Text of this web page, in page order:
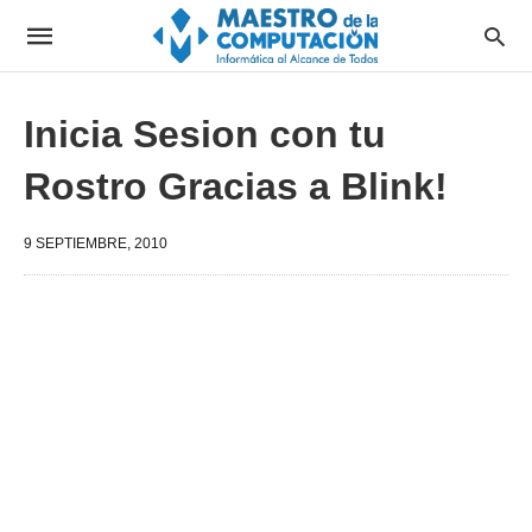
Inicia Sesion con tu
Rostro Gracias a Blink!
9 SEPTIEMBRE, 2010